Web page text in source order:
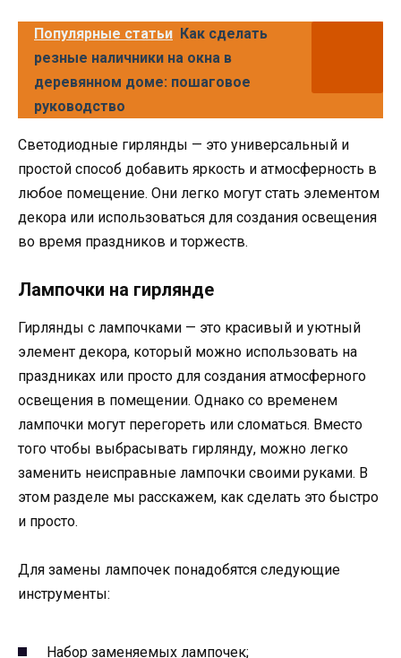
Популярные статьи Как сделать
резные наличники на окна в
деревянном доме: пошаговое
руководство
Светодиодные гирлянды — это универсальный и
простой способ добавить яркость и атмосферность в
любое помещение. Они легко могут стать элементом
декора или использоваться для создания освещения
во время праздников и торжеств.
Лампочки на гирлянде
Гирлянды с лампочками — это красивый и уютный
элемент декора, который можно использовать на
праздниках или просто для создания атмосферного
освещения в помещении. Однако со временем
лампочки могут перегореть или сломаться. Вместо
того чтобы выбрасывать гирлянду, можно легко
заменить неисправные лампочки своими руками. В
этом разделе мы расскажем, как сделать это быстро
и просто.
Для замены лампочек понадобятся следующие
инструменты:
Набор заменяемых лампочек;